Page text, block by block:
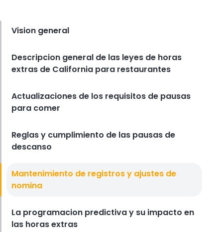
costo de los alimentos bajo
Employee Scheduling
capacitacion del personal del
Derrick McMahon Feb 11, 2026
Restaurant Management
Como saber si su restaurante ha
Vision general
Descripcion general de las leyes de horas
extras de California para restaurantes
Actualizaciones de los requisitos de pausas
para comer
Reglas y cumplimiento de las pausas de
descanso
Mantenimiento de registros y ajustes de
nomina
La programacion predictiva y su impacto en
las horas extras